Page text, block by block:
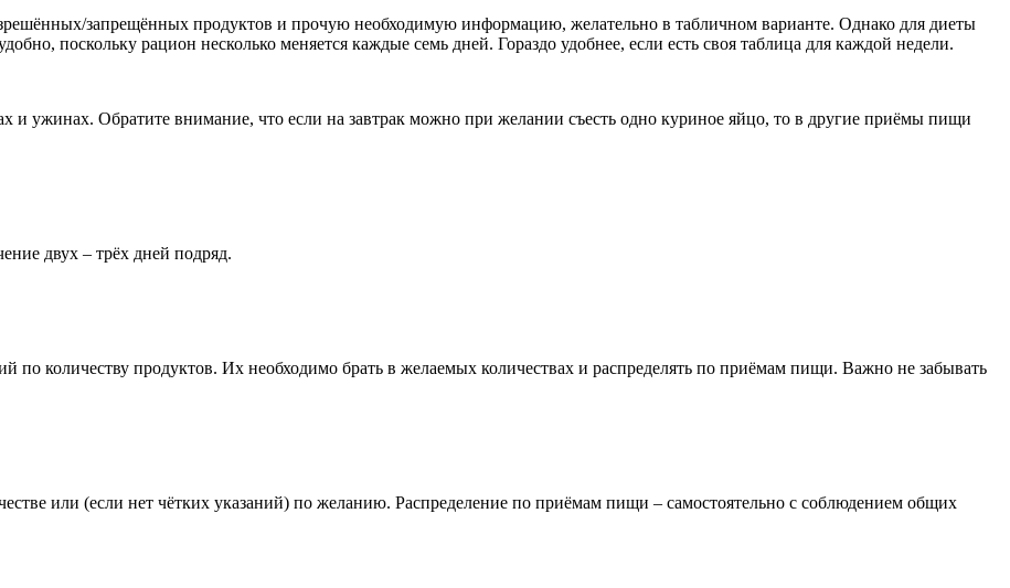
запрещённых продуктов и прочую необходимую информацию, желательно в табличном варианте. Однако для диеты
поскольку рацион несколько меняется каждые семь дней. Гораздо удобнее, если есть своя таблица для каждой недели.
и ужинах. Обратите внимание, что если на завтрак можно при желании съесть одно куриное яйцо, то в другие приёмы пищи
двух – трёх дней подряд.
по количеству продуктов. Их необходимо брать в желаемых количествах и распределять по приёмам пищи. Важно не забывать
или (если нет чётких указаний) по желанию. Распределение по приёмам пищи – самостоятельно с соблюдением общих